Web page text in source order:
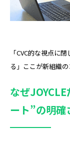
「CVC的な視点に
る」――ここが新組織
なぜJOYCLE
ート”の明確